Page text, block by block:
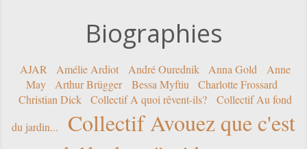
Biographies
AJAR Amélie Ardiot André Ourednik Anna Gold
Anne
May
Arthur Brügger Bessa Myftiu
Charlotte Frossard
Christian Dick
Collectif A quoi rêvent-ils?
Collectif Au fond
du jardin...
Collectif Avouez que c'est